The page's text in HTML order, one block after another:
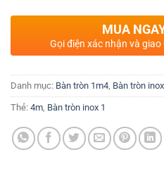
MUA
Gọi điện xác nhận và
Danh mục: Bàn tròn 1m4 Bàn tròn
Thẻ: 4m Bàn tròn inox 1